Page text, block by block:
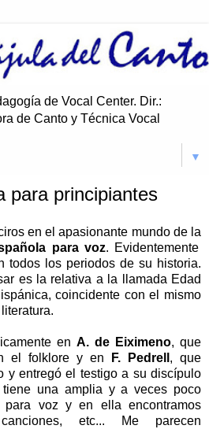
de Vocal Center. Dir.:
de Canto y Técnica Vocal
▼
para principiantes
en el apasionante mundo de la
para voz. Evidentemente
todos los periodos de su historia.
es la relativa a la llamada Edad
coincidente con el mismo
en A. de Eiximeno, que
el folklore y en F. Pedrell , que
y entregó el testigo a su discípulo
una amplia y a veces poco
para voz y en ella encontramos
etc... Me parecen